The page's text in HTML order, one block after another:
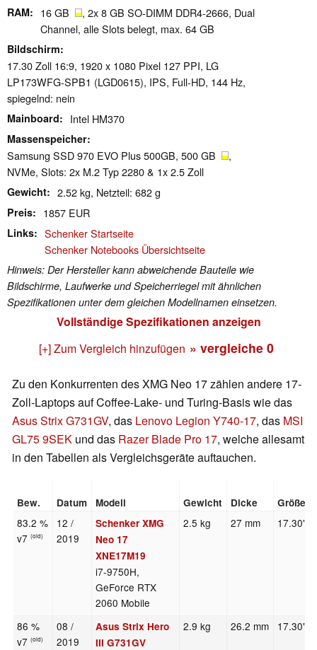
RAM 16 GB
, 2x 8 GB SO-DIMM DDR4-2666, Dual
Channel, alle Slots belegt, max. 64 GB
Bildschirm
17.30 Zoll 16:9, 1920 x 1080 Pixel 127 PPI, LG
LP173WFG-SPB1 (LGD0615), IPS, Full-HD, 144 Hz,
spiegelnd: nein
Mainboard Intel HM370
Massenspeicher
Samsung SSD 970 EVO Plus 500GB, 500 GB
,
NVMe, Slots: 2x M.2 Typ 2280 & 1x 2.5 Zoll
Gewicht 2.52 kg, Netzteil: 682 g
Preis 1857 EUR
Links
Schenker Startseite
Schenker Notebooks Übersichtseite
Hinweis: Der Hersteller kann abweichende Bauteile wie
Bildschirme, Laufwerke und Speicherriegel mit ähnlichen
Spezifikationen unter dem gleichen Modellnamen einsetzen.
Vollständige Spezifikationen anzeigen
[+] Zum Vergleich hinzufügen » vergleiche 0
Zu den Konkurrenten des XMG Neo 17 zählen andere 17-
Zoll-Laptops auf Coffee-Lake- und Turing-Basis wie das
Asus Strix G731GV, das Lenovo Legion Y740-17, das MSI
GL75 9SEK und das Razer Blade Pro 17, welche allesamt
in den Tabellen als Vergleichsgeräte auftauchen.
Bew. Datum Modell Gewicht Dicke Größe
83.2 %
v7(old)
12 /
2019
Schenker XMG
Neo 17
XNE17M19
i7-9750H,
GeForce RTX
2060 Mobile
2.5 kg 27 mm 17.30"
86 %
v7(old)
08 /
2019
Asus Strix Hero
III G731GV
2.9 kg 26.2 mm 17.30"